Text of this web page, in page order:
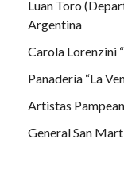
Luan Toro
Argentina
Carola Lorenzini
Panadería “La
Artistas
General San